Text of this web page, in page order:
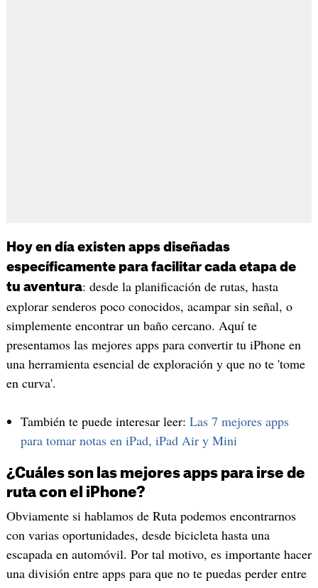
Hoy en día existen apps diseñadas
específicamente para facilitar cada etapa de
tu aventura: desde la planificación de rutas, hasta
explorar senderos poco conocidos, acampar sin señal, o
simplemente encontrar un baño cercano. Aquí te
presentamos las mejores apps para convertir tu iPhone en
una herramienta esencial de exploración y que no te 'tome
en curva'.
También te puede interesar leer: Las 7 mejores apps
para tomar notas en iPad, iPad Air y Mini
¿Cuáles son las mejores apps para irse de
ruta con el iPhone?
Obviamente si hablamos de Ruta podemos encontrarnos
con varias oportunidades, desde bicicleta hasta una
escapada en automóvil. Por tal motivo, es importante hacer
una división entre apps para que no te puedas perder entre